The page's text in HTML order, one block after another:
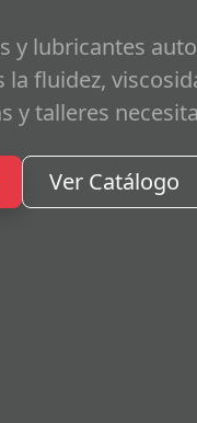
y lubricantes
la fluidez,
y talleres
Ver Catálogo